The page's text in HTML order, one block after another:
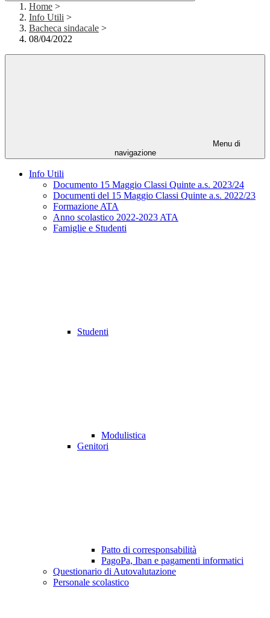
Home >
Info Utili >
Bacheca sindacale >
08/04/2022
Menu di
navigazione
Info Utili
Documento 15 Maggio Classi Quinte a.s. 2023/24
Documenti del 15 Maggio Classi Quinte a.s. 2022/23
Formazione ATA
Anno scolastico 2022-2023 ATA
Famiglie e Studenti
Studenti
Modulistica
Genitori
Patto di corresponsabilità
PagoPa, Iban e pagamenti informatici
Questionario di Autovalutazione
Personale scolastico